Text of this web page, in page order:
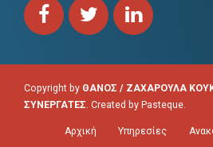
Copyright by ΘΑΝΟΣ / ΖΑΧΑΡΟΥΛΑ
ΣΥΝΕΡΓΑΤΕΣ . Created by Pasteque
Αρχική Υπηρεσίες